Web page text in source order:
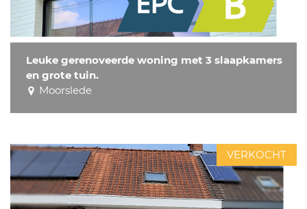
Leuke gerenoveerde woning met 3 slaapkamers
en grote tuin.
Moorslede
VERKOCHT